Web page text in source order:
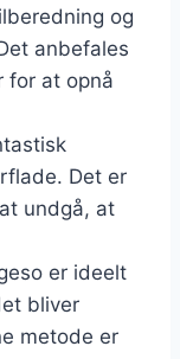
og
anbefales
for at opnå
Det er
undgå, at
er ideelt
bliver
metode er